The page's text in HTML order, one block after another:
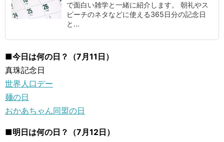
で面白い雑学と一緒に紹介します。 朝礼やス
ピーチのネタなどに使える365日分の記念日
と...
■今日は何の日？（7月11日）
真珠記念日
世界人口デー
麺の日
おかあちゃん同盟の日
■明日は何の日？（7月12日）